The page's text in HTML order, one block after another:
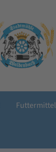
Futtermittel